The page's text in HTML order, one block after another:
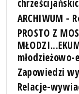
ARCHIWUM -
PROSTO Z
Zapowiedzi
Relacje-